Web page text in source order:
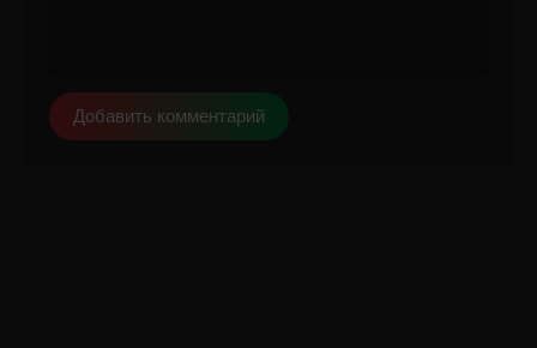
Добавить комментарий